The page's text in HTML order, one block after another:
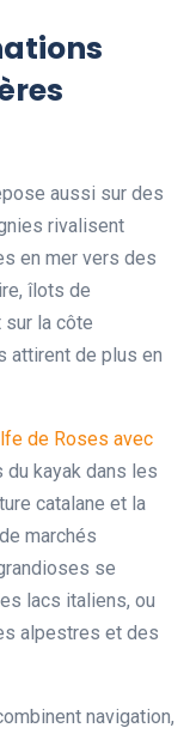
aussi sur des
rivalisent
en mer vers des
îlots de
sur la côte
attirent de plus en
de Roses avec
kayak dans les
catalane et la
marchés
se
lacs italiens, ou
alpestres et des
navigation,